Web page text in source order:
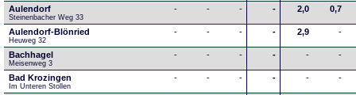
Aulendorf
Steinenbacher Weg 33
- - - - 2,0 0,7
Aulendorf-Blönried
Heuweg 32
- - - - 2,9 -
Bachhagel
Meisenweg 3
- - - - - -
Bad Krozingen
Im Unteren Stollen
- - - - - -